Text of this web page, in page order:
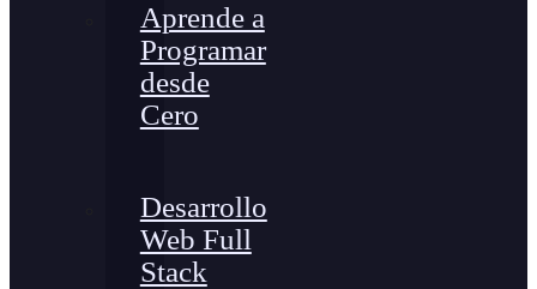
Aprende a
Programar
desde
Cero
Desarrollo
Web Full
Stack